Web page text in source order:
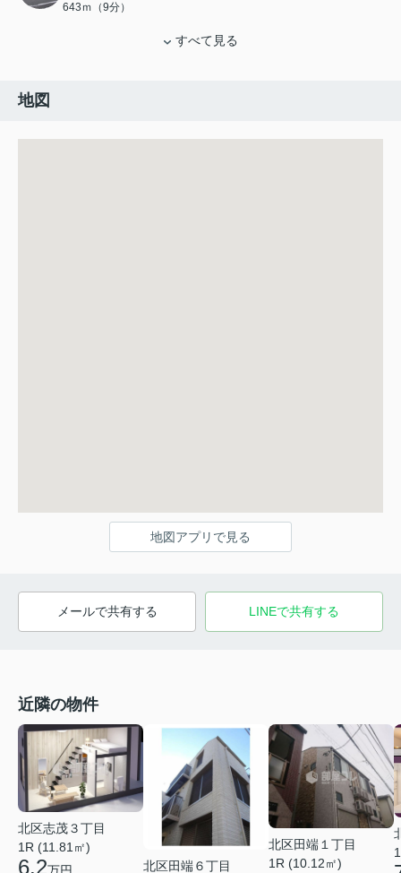
643ｍ（9分）
すべて見る
地図
地図アプリで見る
メールで共有する LINEで共有する
近隣の物件
北区志茂３丁目
1R (11.81㎡)
6.2万円
北区田端６丁目
北区田端１丁目
1R (10.12㎡)